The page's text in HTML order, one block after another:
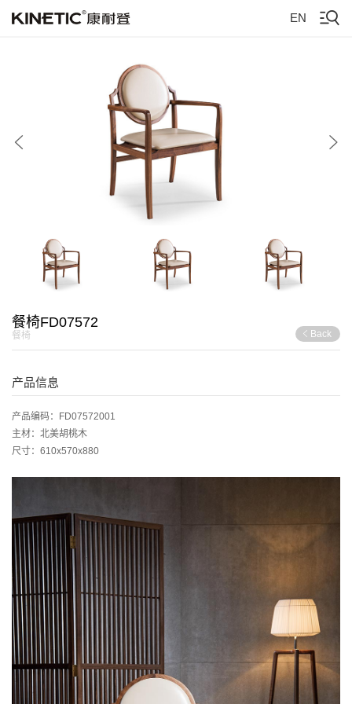
EN
餐椅FD07572
餐椅 Back
产品信息
产品编码：FD07572001
主材：北美胡桃木
尺寸：610x570x880